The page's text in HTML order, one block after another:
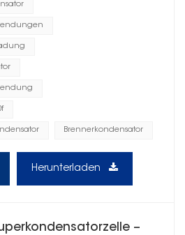
Brennerkondensator
Herunterladen
–